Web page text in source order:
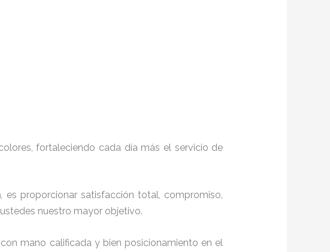
fortaleciendo cada día más el servicio de
, es proporcionar satisfacción total, compromiso,
nuestro mayor objetivo.
mano calificada y bien posicionamiento en el